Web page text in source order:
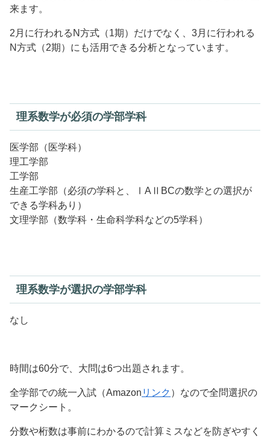
来ます。
2月に行われるN方式（1期）だけでなく、3月に行われる
N方式（2期）にも活用できる分析となっています。
理系数学が必須の学部学科
医学部（医学科）
理工学部
工学部
生産工学部（必須の学科と、ⅠAⅡBCの数学との選択が
できる学科あり）
文理学部（数学科・生命科学科などの5学科）
理系数学が選択の学部学科
なし
時間は60分で、大問は6つ出題されます。
全学部での統一入試（Amazon リンク ）なので全問選択の
マークシート。
分数や桁数は事前にわかるので計算ミスなどを防ぎやすく